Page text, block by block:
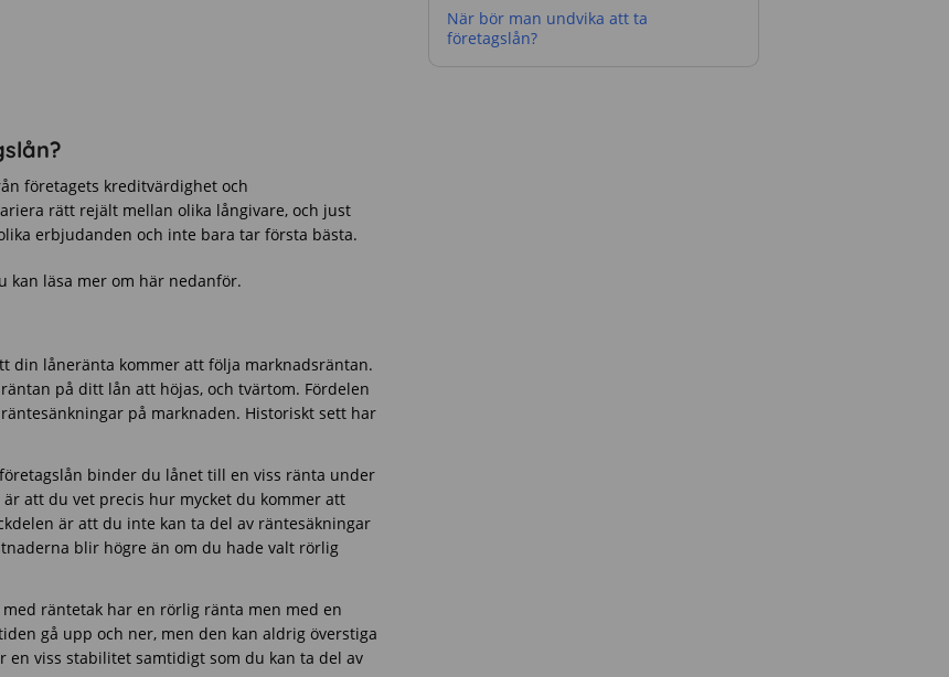
När bör man undvika att ta
företagslån?
företagets kreditvärdighet och
rätt rejält mellan olika långivare, och just
erbjudanden och inte bara tar första bästa.
kan läsa mer om här nedanför.
din låneränta kommer att följa marknadsräntan.
på ditt lån att höjas, och tvärtom. Fördelen
på marknaden. Historiskt sett har
binder du lånet till en viss ränta under
att du vet precis hur mycket du kommer att
är att du inte kan ta del av räntesäkningar
blir högre än om du hade valt rörlig
med räntetak har en rörlig ränta men med en
gå upp och ner, men den kan aldrig överstiga
en viss stabilitet samtidigt som du kan ta del av